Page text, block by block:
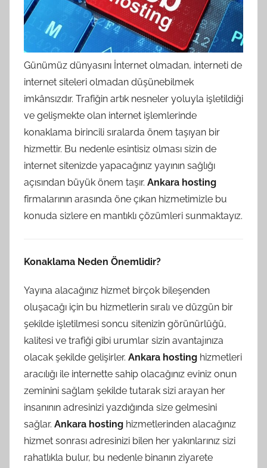
Günümüz dünyasını İnternet olmadan, interneti de
internet siteleri olmadan düşünebilmek
imkânsızdır. Trafiğin artık nesneler yoluyla işletildiği
ve gelişmekte olan internet işlemlerinde
konaklama birincili sıralarda önem taşıyan bir
hizmettir. Bu nedenle esintisiz olması sizin de
internet sitenizde yapacağınız yayının sağlığı
açısından büyük önem taşır. Ankara hosting
firmalarının arasında öne çıkan hizmetimizle bu
konuda sizlere en mantıklı çözümleri sunmaktayız.
Konaklama Neden Önemlidir?
Yayına alacağınız hizmet birçok bileşenden
oluşacağı için bu hizmetlerin sıralı ve düzgün bir
şekilde işletilmesi soncu sitenizin görünürlüğü,
kalitesi ve trafiği gibi urumlar sizin avantajınıza
olacak şekilde gelişirler. Ankara hosting hizmetleri
aracılığı ile internette sahip olacağınız eviniz onun
zeminini sağlam şekilde tutarak sizi arayan her
insanının adresinizi yazdığında size gelmesini
sağlar. Ankara hosting hizmetlerinden alacağınız
hizmet sonrası adresinizi bilen her yakınlarınız sizi
rahatlıkla bulur, bu nedenle binanın ziyarete